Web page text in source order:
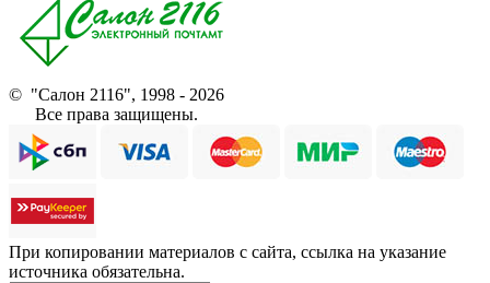
© "Салон 2116", 1998 - 2026
Все права защищены.
При копировании материалов с сайта, ссылка на указание
источника обязательна.